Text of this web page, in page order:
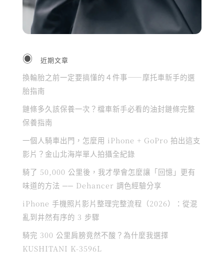
近期文章
換輪胎之前一定要搞懂的４件事——摩托車新手的選
胎指南
鏈條多久該保養一次？檔車新手必看的油封鏈條完整
保養指南
一個人騎車出門，怎麼用 iPhone + GoPro 拍出這支
影片？金山北海岸單人拍攝全紀錄
騎了 50,000 公里後，我才學會怎麼讓「回憶」更有
味道的方法 ── Dehancer 調色經驗分享
iPhone 手機照片影片整理完整流程（2026）：從混
亂到井然有序的 3 步驟
騎完 300 公里肩膀竟然不酸？為什麼我選擇
KUSHITANI K-3596L